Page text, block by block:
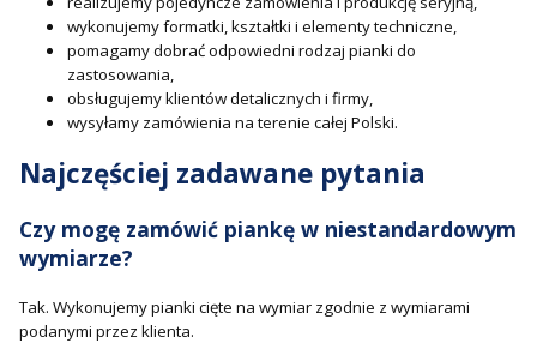
wykonujemy formatki, kształtki i elementy techniczne,
pomagamy dobrać odpowiedni rodzaj pianki do
zastosowania,
obsługujemy klientów detalicznych i firmy,
wysyłamy zamówienia na terenie całej Polski.
Najczęściej zadawane pytania
Czy mogę zamówić piankę w niestandardowym
wymiarze?
Tak. Wykonujemy pianki cięte na wymiar zgodnie z wymiarami
podanymi przez klienta.